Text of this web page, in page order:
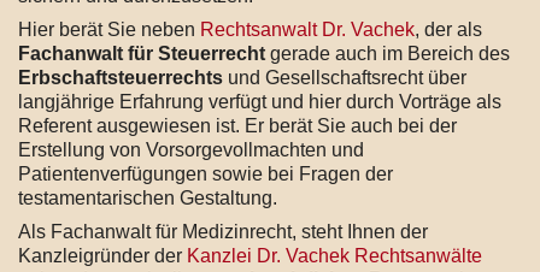
Hier berät Sie neben Rechtsanwalt Dr. Vachek, der als
Fachanwalt für Steuerrecht gerade auch im Bereich des
Erbschaftsteuerrechts und Gesellschaftsrecht über
langjährige Erfahrung verfügt und hier durch Vorträge als
Referent ausgewiesen ist. Er berät Sie auch bei der
Erstellung von Vorsorgevollmachten und
Patientenverfügungen sowie bei Fragen der
testamentarischen Gestaltung.
Als Fachanwalt für Medizinrecht, steht Ihnen der
Kanzleigründer der Kanzlei Dr. Vachek Rechtsanwälte